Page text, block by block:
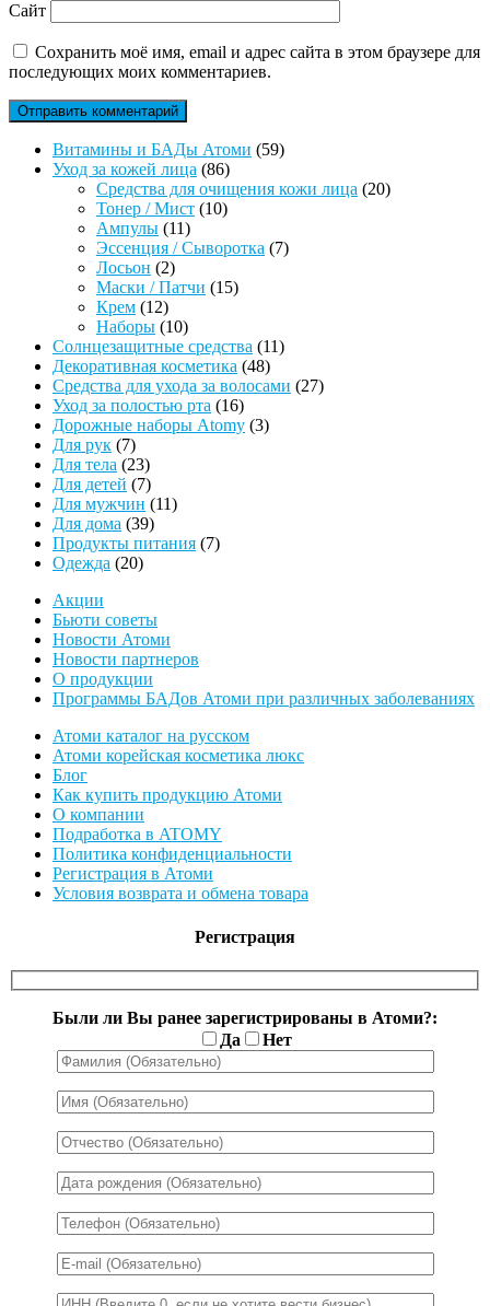
Сайт
Сохранить моё имя, email и адрес сайта в этом браузере для
последующих моих комментариев.
Витамины и БАДы Атоми 5959
Уход за кожей лица 8686
товаров
Средства для очищения кожи лица 2020
Тонер / Мист 1010
Ампулы 1111
товаров
Эссенция / Сыворотка 77
Лосьон 22
товара
Маски / Патчи 1515
Крем 1212
товаров
Наборы 1010
товаров
Солнцезащитные средства 1111
Декоративная косметика 4848
товаров
Средства для ухода за волосами 2727
Уход за полостью рта 1616
товаров
Дорожные наборы Atomy 33
Для рук 77
товаров
Для тела 2323
товара
Для детей 77
товаров
Для мужчин 1111
Для дома 3939
товаров
Продукты питания 77
Одежда 2020
Акции
Бьюти советы
Новости Атоми
Новости партнеров
О продукции
Программы БАДов Атоми при различных заболеваниях
Атоми каталог на русском
Атоми корейская косметика люкс
Блог
Как купить продукцию Атоми
О компании
Подработка в ATOMY
Политика конфиденциальности
Регистрация в Атоми
Условия возврата и обмена товара
Регистрация
Были ли Вы ранее зарегистрированы в Атоми?:
Да
Нет